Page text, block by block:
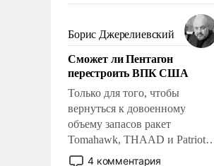
мужественным и твердым под
ударами судьбы, брать на себя
ответственность, помогать
слабым, идти вперед и
адаптироваться.
Борис Джерелиевский
Сможет ли Пентагон
перестроить ВПК США
Только для того, чтобы
вернуться к довоенному
объему запасов ракет
Tomahawk, THAAD и Patriot
США потребуется более трех
4 комментария